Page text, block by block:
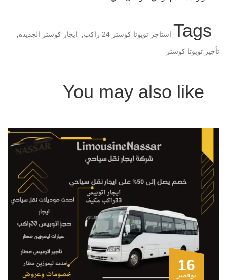
Tags استاجر تويوتا كوستر 24 راكب ايجار كوستر الجديده
تأجير تويوتا كوستر
You may also like
16
نوفمبر